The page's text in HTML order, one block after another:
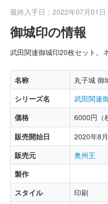
最終入手日：2022年07月01日
御城印の情報
武田関連御城印20枚セット。
名称
丸子城 御
シリーズ名
武田関連
価格
6000円（
販売開始日
2020年8
販売元
奥州王
製作
スタイル
印刷